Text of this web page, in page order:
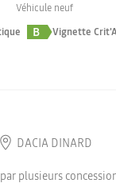
Véhicule neuf
B Vignette
DACIA DINARD
plusieurs